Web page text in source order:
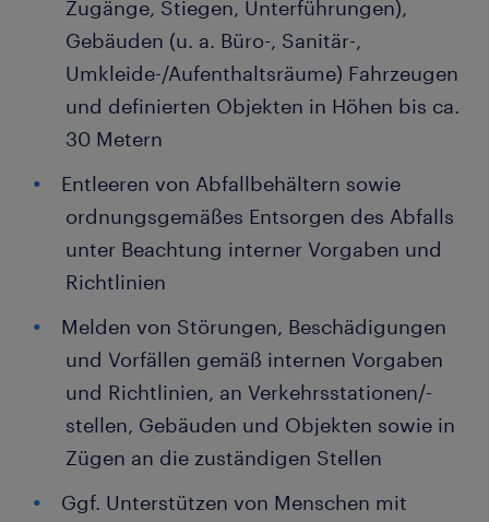
Zugänge, Stiegen, Unterführungen),
Gebäuden (u. a. Büro-, Sanitär-,
Umkleide-/Aufenthaltsräume) Fahrzeugen
und definierten Objekten in Höhen bis ca.
30 Metern
Entleeren von Abfallbehältern sowie
ordnungsgemäßes Entsorgen des Abfalls
unter Beachtung interner Vorgaben und
Richtlinien
Melden von Störungen, Beschädigungen
und Vorfällen gemäß internen Vorgaben
und Richtlinien, an Verkehrsstationen/-
stellen, Gebäuden und Objekten sowie in
Zügen an die zuständigen Stellen
Ggf. Unterstützen von Menschen mit